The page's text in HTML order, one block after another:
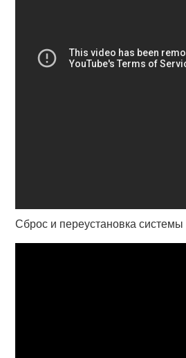
Сброс и переустановка